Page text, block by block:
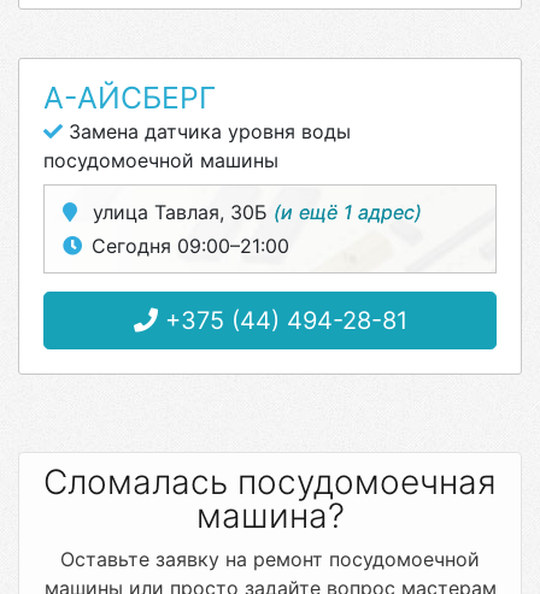
А-АЙСБЕРГ
Замена датчика уровня воды
посудомоечной машины
улица Тавлая, 30Б (и ещё 1 адрес)
Сегодня 09:00–21:00
+375 (44) 494-28-81
Сломалась посудомоечная
машина?
Оставьте заявку на ремонт посудомоечной
машины или просто задайте вопрос мастерам